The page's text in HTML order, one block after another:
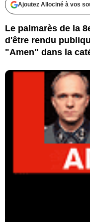
Ajoutez Allociné à vos
Le palmarès de la
d'être rendu
"Amen" dans la